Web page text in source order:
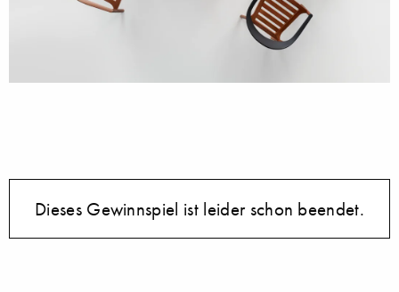
Dieses Gewinnspiel ist leider schon beendet.